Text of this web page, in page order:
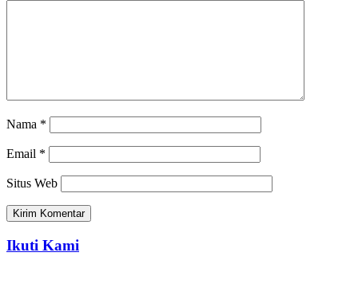
Nama *
Email *
Situs Web
Ikuti Kami